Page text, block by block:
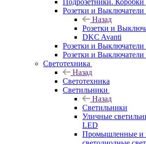
Розетки и
Назад
Розетки и
DKC Avanti
Розетки и
Розетки и
Светотехника
Назад
Светотехника
Светильники
Назад
Светильники
Уличные
LED
Промышленные и